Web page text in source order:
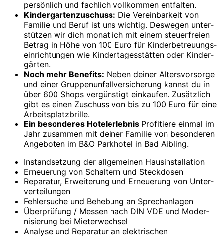
persön­lich und fachlich voll­kommen ent­falten.
Kindergartenzuschuss: Die Verein­barkeit von
Familie und Beruf ist uns wichtig. Deswegen unter­
stützen wir dich monat­lich mit einem steuer­freien
Betrag in Höhe von 100 Euro für Kinder­betreuungs­
ein­rich­tungen wie Kinder­tages­stätten oder Kinder­
gärten.
Noch mehr Benefits: Neben deiner Altersvorsorge
und einer Gruppenunfallversicherung kannst du in
über 600 Shops vergünstigt einkaufen. Zusätzlich
gibt es einen Zuschuss von bis zu 100 Euro für eine
Arbeitsplatzbrille.
Ein besonderes Hotelerlebnis Profitiere einmal im
Jahr zusammen mit deiner Familie von besonderen
Angeboten im B&O Parkhotel in Bad Aibling.
Instandsetzung der all­gemeinen Haus­installation
Erneuerung von Schaltern und Steck­dosen
Reparatur, Erweiterung und Erneuerung von Unter­
verteilungen
Fehlersuche und Behebung an Sprechanlagen
Überprüfung / Messen nach DIN VDE und Moder­
nisierung bei Mieter­wechsel
Analyse und Reparatur an elektrischen